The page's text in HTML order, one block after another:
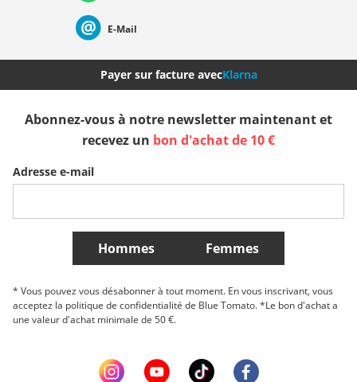
Nederland Italia (Italiano) Italien (Deutsch)
Plus de Pays
E-Mail
Payer sur facture avecKlarna
Abonnez-vous à notre newsletter maintenant et
recevez un bon d'achat de 10 €
Adresse e-mail
Hommes Femmes
* Vous pouvez vous désabonner à tout moment. En vous inscrivant, vous
acceptez la politique de confidentialité de Blue Tomato. *Le bon d'achat a
une valeur d'achat minimale de 50 €.